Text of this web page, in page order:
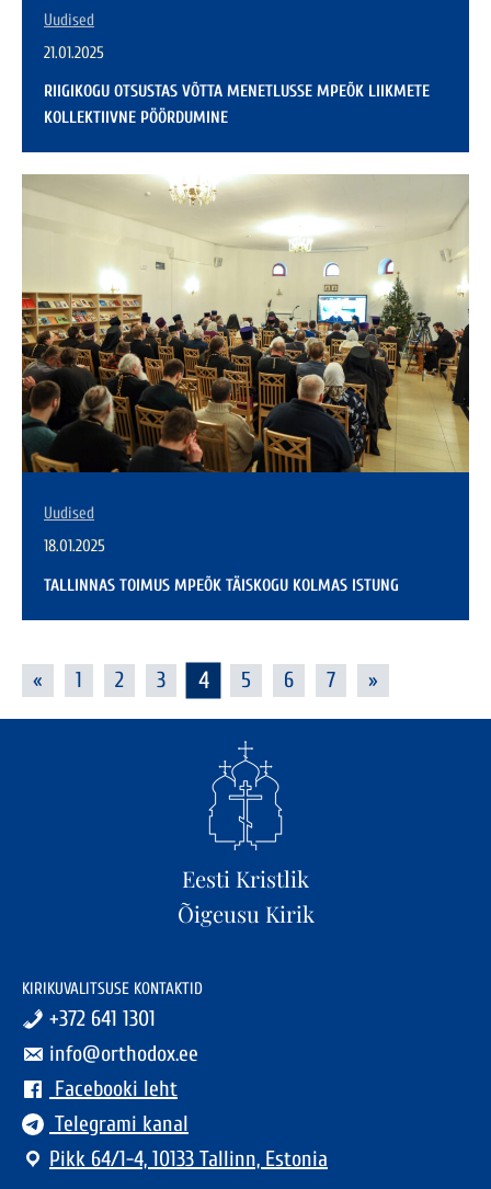
Uudised
21.01.2025
RIIGIKOGU OTSUSTAS VÕTTA MENETLUSSE MPEÕK LIIKMETE
KOLLEKTIIVNE PÖÖRDUMINE
Uudised
18.01.2025
TALLINNAS TOIMUS MPEÕK TÄISKOGU KOLMAS ISTUNG
« 1 2 3 4 5 6 7 »
Eesti Kristlik
Õigeusu Kirik
KIRIKUVALITSUSE KONTAKTID
+372 641 1301
info@orthodox.ee
Facebooki leht
Telegrami kanal
Pikk 64/1-4, 10133 Tallinn, Estonia